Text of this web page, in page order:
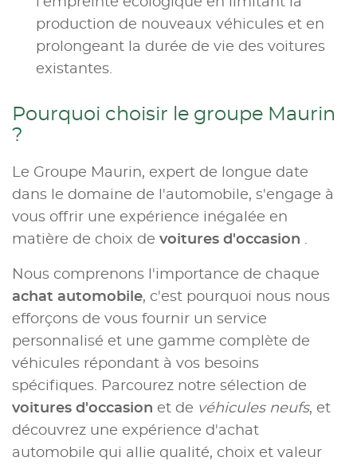
production de nouveaux véhicules et en
prolongeant la durée de vie des voitures
existantes.
Pourquoi choisir le groupe Maurin
?
Le Groupe Maurin, expert de longue date
dans le domaine de l'automobile, s'engage à
vous offrir une expérience inégalée en
matière de choix de voitures d'occasion .
Nous comprenons l'importance de chaque
achat automobile, c'est pourquoi nous nous
efforçons de vous fournir un service
personnalisé et une gamme complète de
véhicules répondant à vos besoins
spécifiques. Parcourez notre sélection de
voitures d'occasion et de véhicules neufs, et
découvrez une expérience d'achat
automobile qui allie qualité, choix et valeur